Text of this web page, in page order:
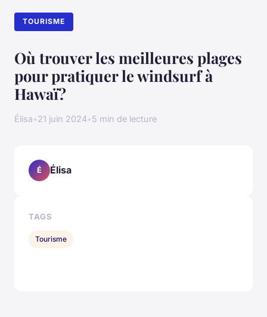
TOURISME
Où trouver les meilleures plages
pour pratiquer le windsurf à
Hawaï?
Élisa•21 juin 2024•5 min de lecture
É Élisa
TAGS
Tourisme